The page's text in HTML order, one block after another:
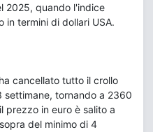
2025, quando l'indice
termini di dollari USA.
cancellato tutto il crollo
settimane, tornando a 2360
prezzo in euro è salito a
del minimo di 4